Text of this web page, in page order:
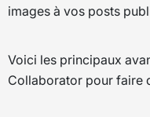
images à vos posts
Voici les principaux
Collaborator pour faire